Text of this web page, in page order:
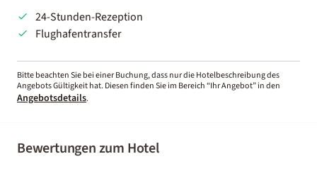
24-Stunden-Rezeption
Flughafentransfer
Bitte beachten Sie bei einer Buchung, dass nur die Hotelbeschreibung des
Angebots Gültigkeit hat. Diesen finden Sie im Bereich “Ihr Angebot” in den
Angebotsdetails.
Bewertungen zum Hotel